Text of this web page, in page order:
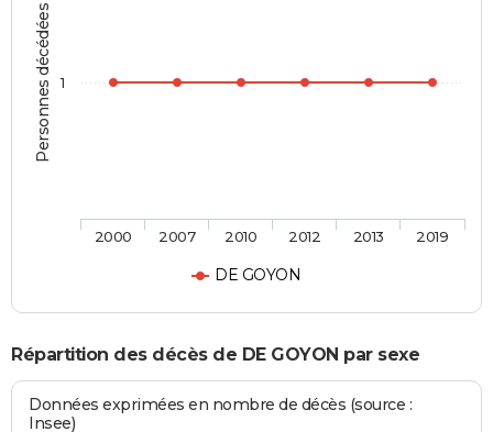
Personnes décédées
DE GOYON
2000 2007 2010 2012 2013 2019
1
Répartition des décès de DE GOYON par sexe
Données exprimées en nombre de décès (source :
Insee)